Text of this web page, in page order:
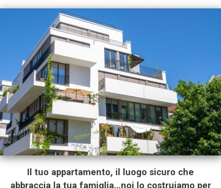
Il tuo appartamento, il luogo sicuro che
abbraccia la tua famiglia…noi lo costruiamo per